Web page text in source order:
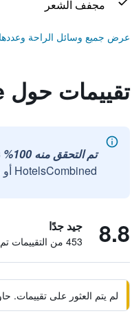
مجفف الشعر
عرض جميع وسائل الراحة وعددها
تقييمات حول Cottage on College
تم التحقق منه 100%
HotelsCombined أو مع شركائنا الخارجيين الموثوقين.
8.8 جيد جدًا
453 من التقييمات تم التحقق منها
لم يتم العثور على